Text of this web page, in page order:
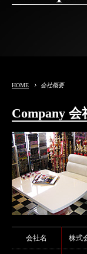
HOME 会社概要
Company 会
会社名 株式